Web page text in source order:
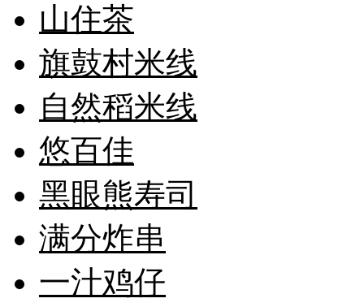
山住茶
旗鼓村米线
自然稻米线
悠百佳
黑眼熊寿司
满分炸串
一汁鸡仔